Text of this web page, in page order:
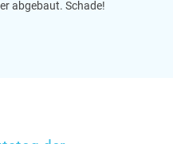
abgebaut. Schade!